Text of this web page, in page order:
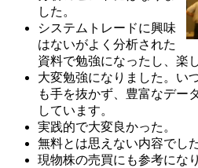
した。
システムトレードに興味
はないがよく分析された
資料で勉強になったし、楽
大変勉強になりました。い
も手を抜かず、豊富なデー
しています。
実践的で大変良かった。
無料とは思えない内容でした
現物株の売買にも参考にな